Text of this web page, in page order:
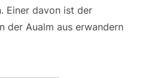
Einer davon ist der
der Aualm aus erwandern